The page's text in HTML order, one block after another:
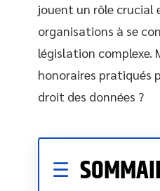
jouent un rôle crucial
organisations à se
législation complexe.
honoraires pratiqués
droit des données ?